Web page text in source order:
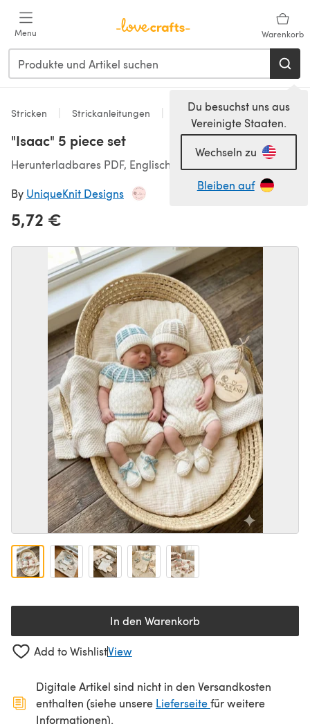
Menu Warenkorb
Du besuchst uns aus
Vereinigte Staaten.
Wechseln zu
Bleiben auf
Stricken Strickanleitungen Pullover
"Isaac" 5 piece set
Herunterladbares PDF, Englisch
By UniqueKnit Designs
5,72 €
In den Warenkorb
Add to WishlistView
Digitale Artikel sind nicht in den Versandkosten
enthalten (siehe unsere Lieferseite(öffnet sich in
für weitere
Informationen).